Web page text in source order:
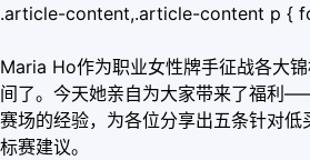
.article-content,.article-content p {
Maria Ho作为职业女性牌手征战各大
间了。今天她亲自为大家带来了福利
赛场的经验，为各位分享出五条针对低
标赛建议。